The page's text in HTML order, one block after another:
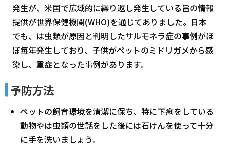
発生が、米国で広域的に繰り返し発生している旨の情報
提供が世界保健機関(WHO)を通じてありました。日本
でも、は虫類が原因と判明したサルモネラ症の事例がほ
ぼ毎年発生しており、子供がペットのミドリガメから感
染し、重症となった事例があります。
予防方法
ペットの飼育環境を清潔に保ち、特に下痢をしている
動物やは虫類の世話をした後には石けんを使って十分
に手を洗いましょう。